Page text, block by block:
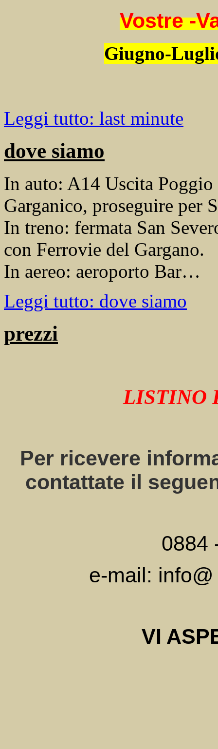
Vostre -
Giugno-
Leggi tutto: last minute
dove siamo
In auto: A14 Uscita
Garganico, proseguire per
In treno: fermata San
con Ferrovie del Gargano.
In aereo: aeroporto Bar…
Leggi tutto: dove siamo
prezzi
LISTINO
Per ricevere
contattate il
0884
e-mail:
VI